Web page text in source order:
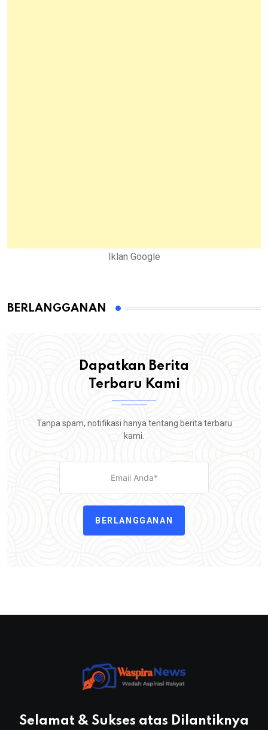
Iklan Google
BERLANGGANAN
Dapatkan Berita
Terbaru Kami
Tanpa spam, notifikasi hanya tentang berita terbaru
kami.
BERLANGGANAN
Selamat & Sukses atas Dilantiknya